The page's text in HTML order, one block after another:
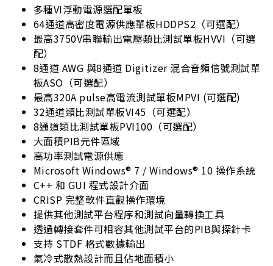
多種VI浮動電源選配單板
64通道高密度電源供應單板HDDPS2（可選配）
最高3750V串聯輸出電壓類比測試單板HVVI（可選
配）
8通道 AWG 與8通道 Digitizer 混合音頻信號測試單
板ASO（可選配）
最高320A pulse高電流測試單板MPVI (可選配)
32通道類比測試單板VI45（可選配）
8通道類比測試單板PVI100（可選配）
大面積PIB元件區域
高功率測試電源供應
Microsoft Windows® 7 / Windows® 10 操作系統
C++ 和 GUI 程式設計介面
CRISP 完整軟件直觀操作環境
提供其他測試平台程序和測試向量轉換工具
透過轉接套件可相容其他測試平台的PIB與探針卡
支持 STDF 格式數據輸出
氣冷式散熱設計而且佔地面積小